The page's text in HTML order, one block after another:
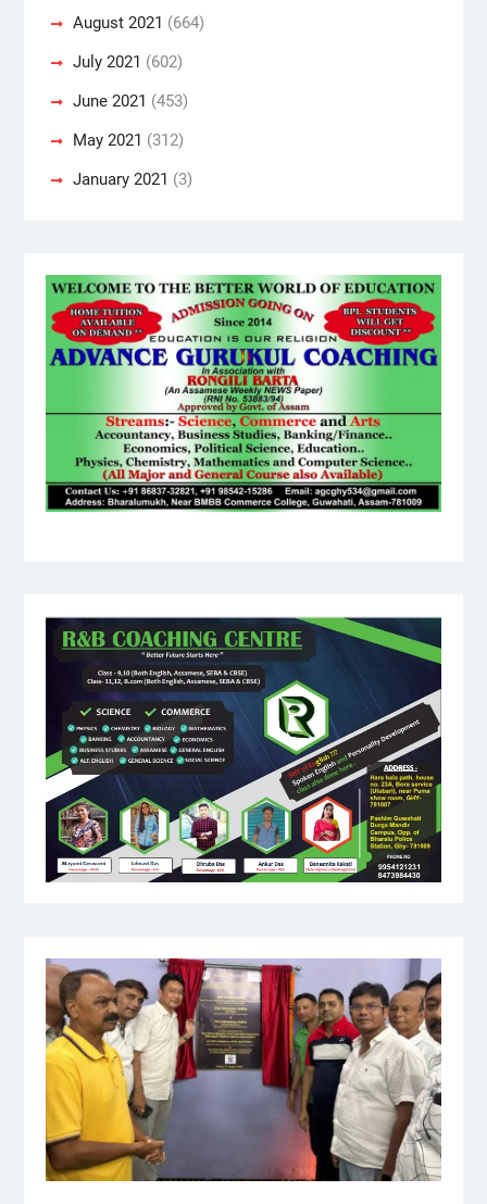
August 2021 (664)
July 2021 (602)
June 2021 (453)
May 2021 (312)
January 2021 (3)